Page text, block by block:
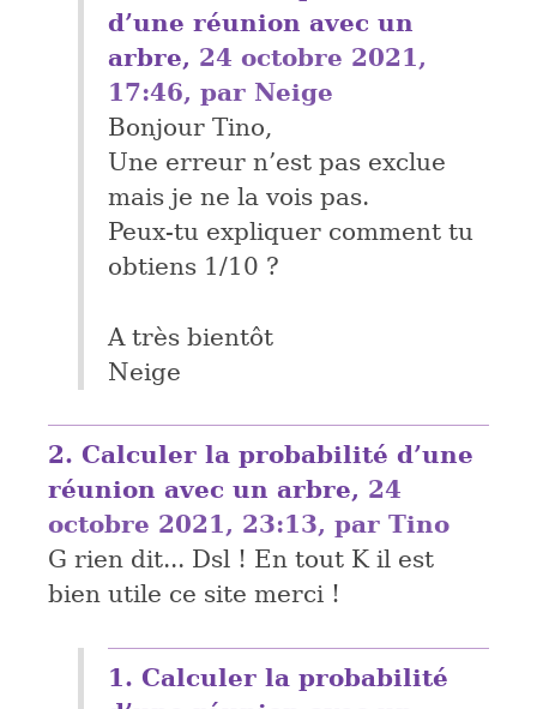
d’une réunion avec un
arbre, 24 octobre 2021,
17:46, par Neige
Bonjour Tino,
Une erreur n’est pas exclue
mais je ne la vois pas.
Peux-tu expliquer comment tu
obtiens 1/10 ?
A très bientôt
Neige
2. Calculer la probabilité d’une
réunion avec un arbre, 24
octobre 2021, 23:13, par Tino
G rien dit... Dsl ! En tout K il est
bien utile ce site merci !
1. Calculer la probabilité